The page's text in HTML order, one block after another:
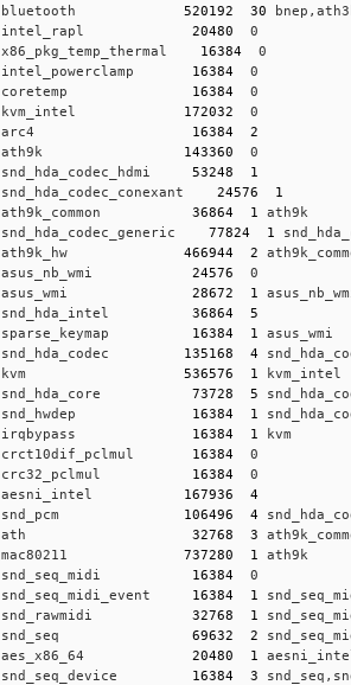
bluetooth 520192 30
intel_rapl 20480
0
x86_pkg_temp_thermal 16384 0
intel_powerclamp 16384 0
coretemp 16384 0
kvm_intel 172032
0
arc4 16384
2
ath9k 143360
0
snd_hda_codec_hdmi 53248
1
snd_hda_codec_conexant 24576
1
ath9k_common 36864 1
ath9k
snd_hda_codec_generic 77824 1
ath9k_hw 466944 2
asus_nb_wmi 24576
0
asus_wmi 28672 1
snd_hda_intel 36864
5
sparse_keymap 16384 1
asus_wmi
snd_hda_codec 135168 4
kvm 536576 1
kvm_intel
snd_hda_core 73728 5
snd_hwdep 16384 1
irqbypass 16384 1
kvm
crct10dif_pclmul 16384 0
crc32_pclmul 16384 0
aesni_intel 167936
4
snd_pcm 106496 4
ath 32768 3
mac80211 737280 1
ath9k
snd_seq_midi 16384 0
snd_seq_midi_event 16384 1
snd_rawmidi 32768 1
snd_seq 69632 2
aes_x86_64 20480 1
snd_seq_device 16384 3